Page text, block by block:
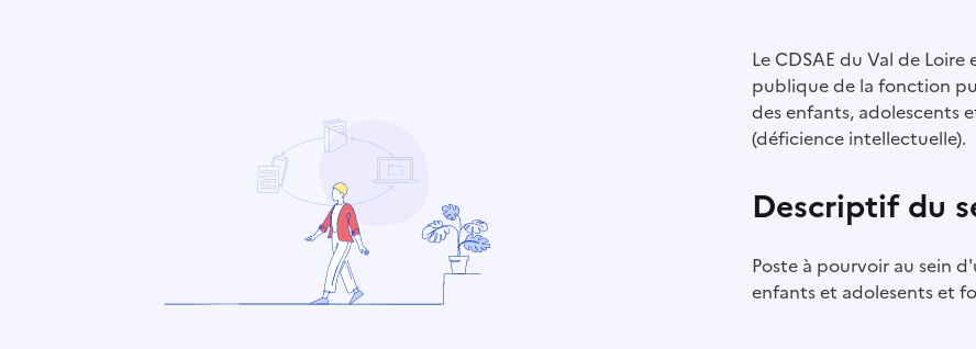
Le CDSAE du Val de
publique de la fonction
des enfants, adolescents
(déficience intellectuelle).
Descriptif du
Poste à pourvoir au sein
enfants et adolesents et